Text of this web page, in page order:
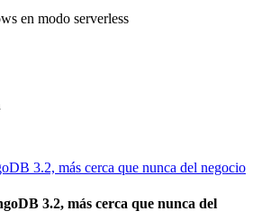
3.2, más cerca que nunca del negocio
3.2, más cerca que nunca del